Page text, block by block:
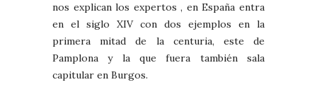
nos explican los expertos , en España entra
en el siglo XIV con dos ejemplos en la
primera mitad de la centuria, este de
Pamplona y la que fuera también sala
capitular en Burgos.